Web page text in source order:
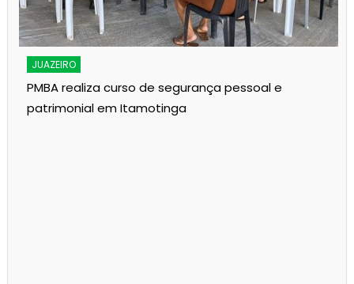
JUAZEIRO
PMBA realiza curso de segurança pessoal e
patrimonial em Itamotinga